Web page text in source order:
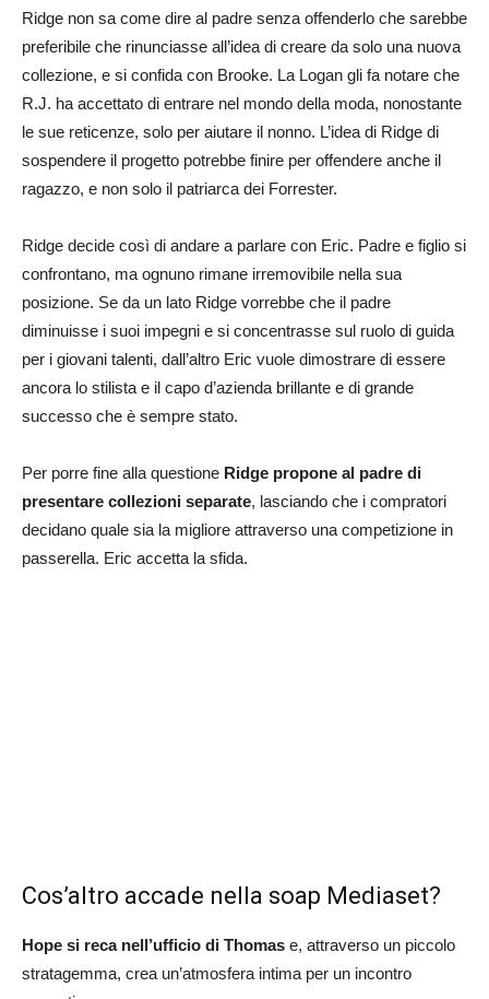
Ridge non sa come dire al padre senza offenderlo che sarebbe
preferibile che rinunciasse all’idea di creare da solo una nuova
collezione, e si confida con Brooke. La Logan gli fa notare che
R.J. ha accettato di entrare nel mondo della moda, nonostante
le sue reticenze, solo per aiutare il nonno. L’idea di Ridge di
sospendere il progetto potrebbe finire per offendere anche il
ragazzo, e non solo il patriarca dei Forrester.
Ridge decide così di andare a parlare con Eric. Padre e figlio si
confrontano, ma ognuno rimane irremovibile nella sua
posizione. Se da un lato Ridge vorrebbe che il padre
diminuisse i suoi impegni e si concentrasse sul ruolo di guida
per i giovani talenti, dall’altro Eric vuole dimostrare di essere
ancora lo stilista e il capo d’azienda brillante e di grande
successo che è sempre stato.
Per porre fine alla questione Ridge propone al padre di
presentare collezioni separate, lasciando che i compratori
decidano quale sia la migliore attraverso una competizione in
passerella. Eric accetta la sfida.
Cos’altro accade nella soap Mediaset?
Hope si reca nell’ufficio di Thomas e, attraverso un piccolo
stratagemma, crea un’atmosfera intima per un incontro